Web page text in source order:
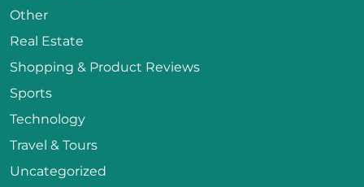
Other
Real Estate
Shopping & Product Reviews
Sports
Technology
Travel & Tours
Uncategorized